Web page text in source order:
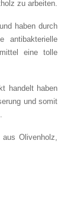
zu arbeiten.
haben durch
antibakterielle
eine tolle
handelt haben
und somit
Olivenholz,